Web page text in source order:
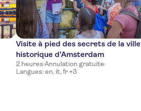
Visite à pied des secrets de la ville
historique d'Amsterdam
2 heures·Annulation gratuite·
Langues: en, it, fr +3